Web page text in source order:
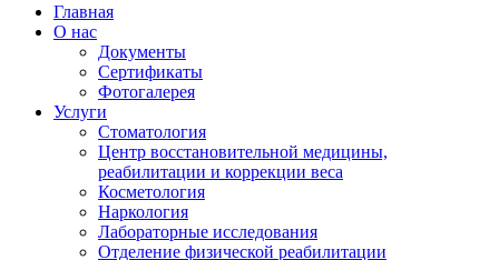
Главная
О нас
Документы
Сертификаты
Фотогалерея
Услуги
Стоматология
Центр восстановительной медицины,
реабилитации и коррекции веса
Косметология
Наркология
Лабораторные исследования
Отделение физической реабилитации